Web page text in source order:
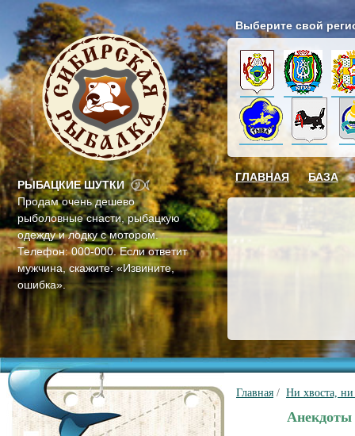
РЫБАЦКИЕ ШУТКИ
Продам очень дешево
рыболовные снасти, рыбацкую
одежду и лодку с мотором.
Телефон: 000-000. Если ответит
мужчина, скажите: «Извините,
ошибка».
Выберите свой
ГЛАВНАЯ БАЗА
Главная / Ни хвоста,